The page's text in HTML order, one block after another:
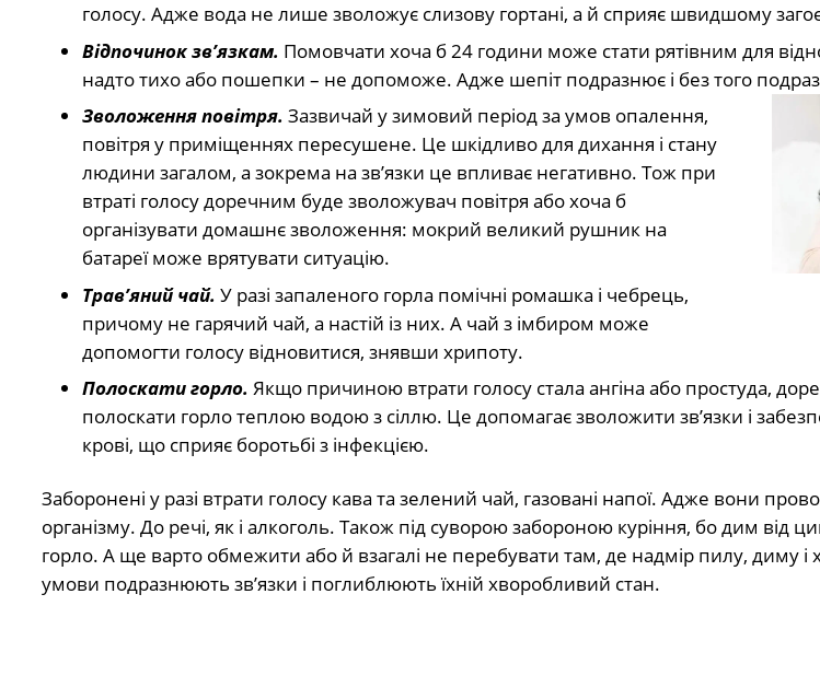
голосу. Адже вода не лише зволожує слизову гортані, а й сприяє швидшому
Відпочинок зв’язкам. Помовчати хоча б 24 години може стати рятівним для
надто тихо або пошепки – не допоможе. Адже шепіт подразнює і без того
Зволоження повітря. Зазвичай у зимовий період за умов опалення,
повітря у приміщеннях пересушене. Це шкідливо для дихання і стану
людини загалом, а зокрема на зв’язки це впливає негативно. Тож при
втраті голосу доречним буде зволожувач повітря або хоча б
організувати домашнє зволоження: мокрий великий рушник на
батареї може врятувати ситуацію.
Трав’яний чай. У разі запаленого горла помічні ромашка і чебрець,
причому не гарячий чай, а настій із них. А чай з імбиром може
допомогти голосу відновитися, знявши хрипоту.
Полоскати горло. Якщо причиною втрати голосу стала ангіна або простуда,
полоскати горло теплою водою з сіллю. Це допомагає зволожити зв’язки і
крові, що сприяє боротьбі з інфекцією.
Заборонені у разі втрати голосу кава та зелений чай, газовані напої. Адже вони
організму. До речі, як і алкоголь. Також під суворою забороною куріння, бо дим від
горло. А ще варто обмежити або й взагалі не перебувати там, де надмір пилу, диму і
умови подразнюють зв’язки і поглиблюють їхній хворобливий стан.